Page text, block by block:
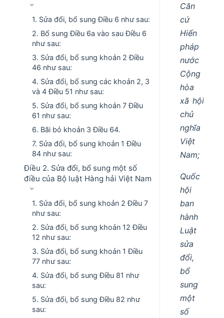
1. Sửa đổi, bổ sung Điều 6 như sau:
2. Bổ sung Điều 6a vào sau Điều 6
như sau:
3. Sửa đổi, bổ sung khoản 2 Điều
46 như sau:
4. Sửa đổi, bổ sung các khoản 2, 3
và 4 Điều 51 như sau:
5. Sửa đổi, bổ sung khoản 7 Điều
61 như sau:
6. Bãi bỏ khoản 3 Điều 64.
7. Sửa đổi, bổ sung khoản 1 Điều
84 như sau:
Điều 2. Sửa đổi, bổ sung một số
điều của Bộ luật Hàng hải Việt Nam
1. Sửa đổi, bổ sung khoản 2 Điều 7
như sau:
2. Sửa đổi, bổ sung khoản 12 Điều
12 như sau:
3. Sửa đổi, bổ sung khoản 1 Điều
77 như sau:
4. Sửa đổi, bổ sung Điều 81 như
sau:
5. Sửa đổi, bổ sung Điều 82 như
sau:
Căn
cứ
Hiến
pháp
nước
Cộng
hòa
xã hội
chủ
nghĩa
Việt
Nam;
Quốc
hội
ban
hành
Luật
sửa
đổi,
bổ
sung
một
số